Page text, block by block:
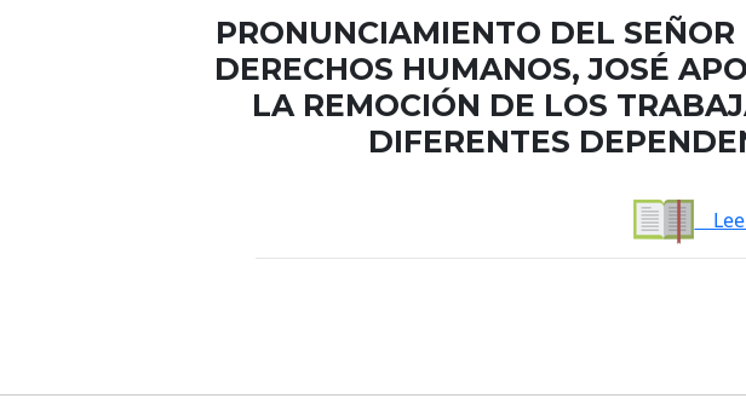
PRONUNCIAMIENTO DEL
DERECHOS HUMANOS, JOSÉ
LA REMOCIÓN DE LOS
DIFERENTES